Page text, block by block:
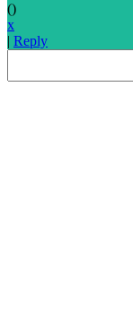
()
x
| Reply